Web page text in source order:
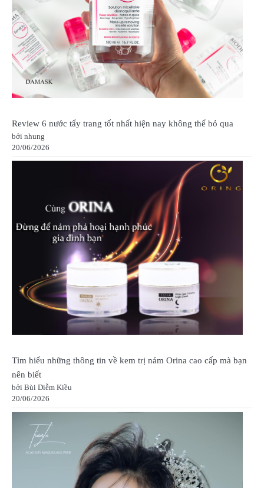
Review 6 nước tẩy trang tốt nhất hiện nay không thể bỏ qua
bởi nhung
20/06/2026
Tìm hiểu những thông tin về kem trị nám Orina cao cấp mà bạn
nên biết
bởi Bùi Diễm Kiều
20/06/2026